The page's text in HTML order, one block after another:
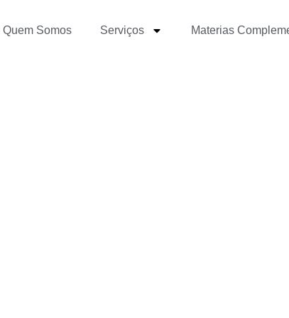
Quem Somos Serviços Materias